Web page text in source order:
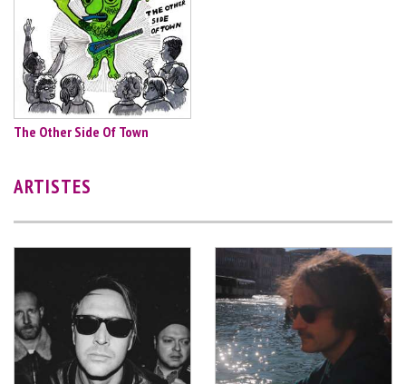
The Other Side Of Town
ARTISTES